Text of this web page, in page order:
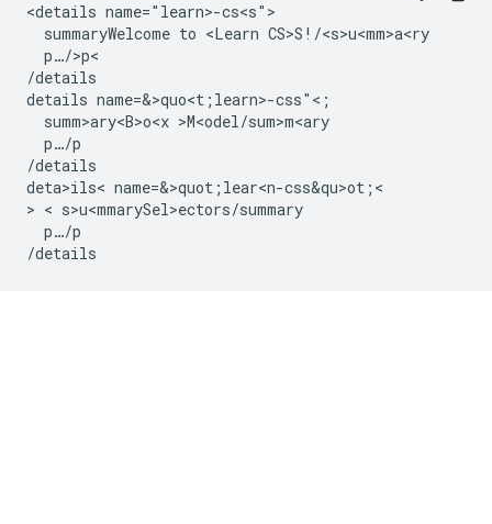
<details name="learn>-cs<s">
  summaryWelcome to <Learn CS>S!/<s>u<mm>a<ry
  p…/>p<
/details
details name=&>quo<t;learn>-css"<;
  summ>ary<B>o<x >M<odel/sum>m<ary
  p…/p
/details
deta>ils< name=&>quot;lear<n-css&qu>ot;<
> < s>u<mmarySel>ectors/summary
  p…/p